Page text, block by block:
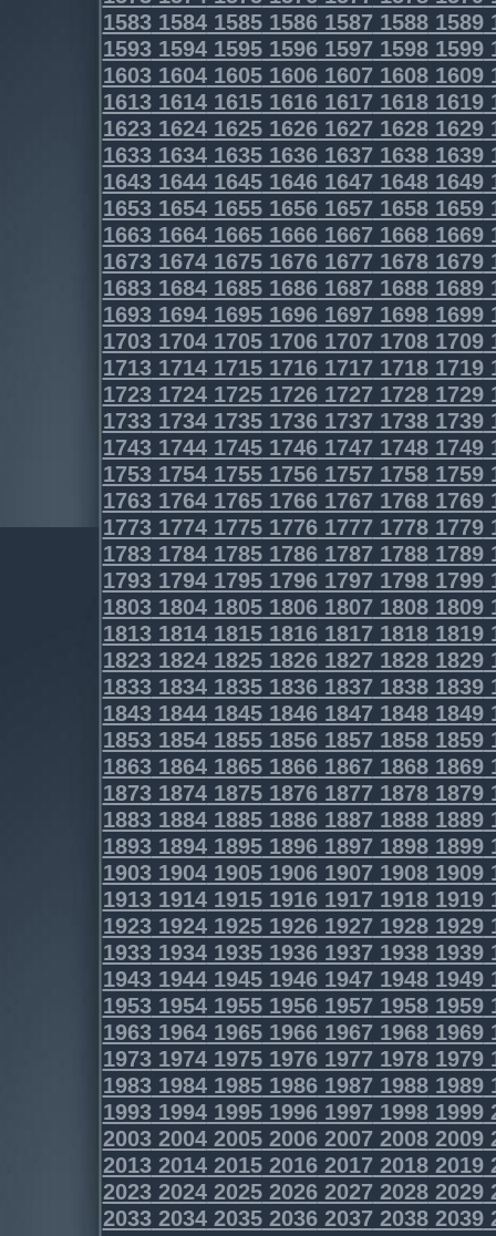
1583158415851586158715881589
1593159415951596159715981599
1603160416051606160716081609
1613161416151616161716181619
1623162416251626162716281629
1633163416351636163716381639
1643164416451646164716481649
1653165416551656165716581659
1663166416651666166716681669
1673167416751676167716781679
1683168416851686168716881689
1693169416951696169716981699
1703170417051706170717081709
1713171417151716171717181719
1723172417251726172717281729
1733173417351736173717381739
1743174417451746174717481749
1753175417551756175717581759
1763176417651766176717681769
1773177417751776177717781779
1783178417851786178717881789
1793179417951796179717981799
1803180418051806180718081809
1813181418151816181718181819
1823182418251826182718281829
1833183418351836183718381839
1843184418451846184718481849
1853185418551856185718581859
1863186418651866186718681869
1873187418751876187718781879
1883188418851886188718881889
1893189418951896189718981899
1903190419051906190719081909
1913191419151916191719181919
1923192419251926192719281929
1933193419351936193719381939
1943194419451946194719481949
1953195419551956195719581959
1963196419651966196719681969
1973197419751976197719781979
1983198419851986198719881989
1993199419951996199719981999
2003200420052006200720082009
2013201420152016201720182019
2023202420252026202720282029
2033203420352036203720382039